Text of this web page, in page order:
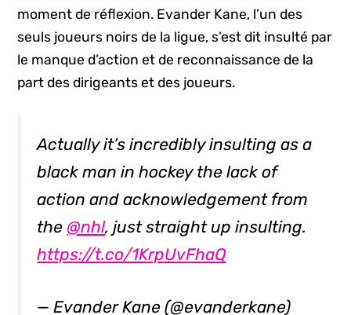
moment de réflexion. Evander Kane, l’un des
seuls joueurs noirs de la ligue, s’est dit insulté par
le manque d’action et de reconnaissance de la
part des dirigeants et des joueurs.
Actually it’s incredibly insulting as a
black man in hockey the lack of
action and acknowledgement from
the @nhl, just straight up insulting.
https://t.co/1KrpUvFhaQ
— Evander Kane (@evanderkane)